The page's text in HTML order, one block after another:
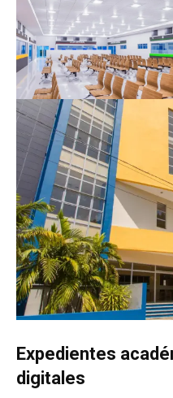
Expedientes
digitales